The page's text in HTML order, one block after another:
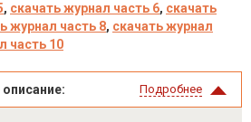
, скачать журнал часть 6, скачать
журнал часть 8, скачать журнал
часть 10
Подробнее